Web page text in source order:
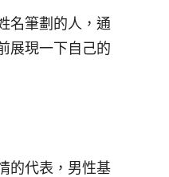
名筆劃的人，通
展現一下自己的
的代表，男性基